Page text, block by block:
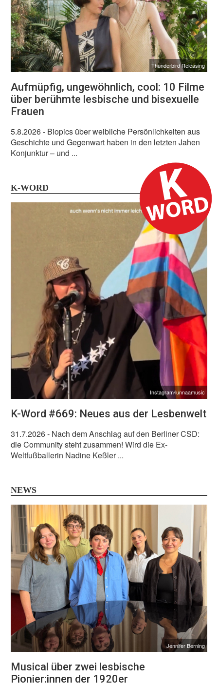
Thunderbird Releasing
Aufmüpfig, ungewöhnlich, cool: 10 Filme
über berühmte lesbische und bisexuelle
Frauen
5.8.2026- Biopics über weibliche Persönlichkeiten aus
Geschichte und Gegenwart haben in den letzten Jahen
Konjunktur – und ...
K-WORD
Instagram/lunnaamusic
K-Word #669: Neues aus der Lesbenwelt
31.7.2026- Nach dem Anschlag auf den Berliner CSD:
die Community steht zusammen! Wird die Ex-
Weltfußballerin Nadine Keßler ...
NEWS
Jennifer Berning
Musical über zwei lesbische
Pionier:innen der 1920er